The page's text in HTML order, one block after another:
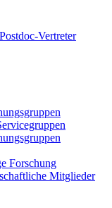
Vertreter
Forschung
Mitglieder